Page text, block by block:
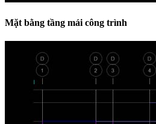
Mặt bằng tầng mái công trình